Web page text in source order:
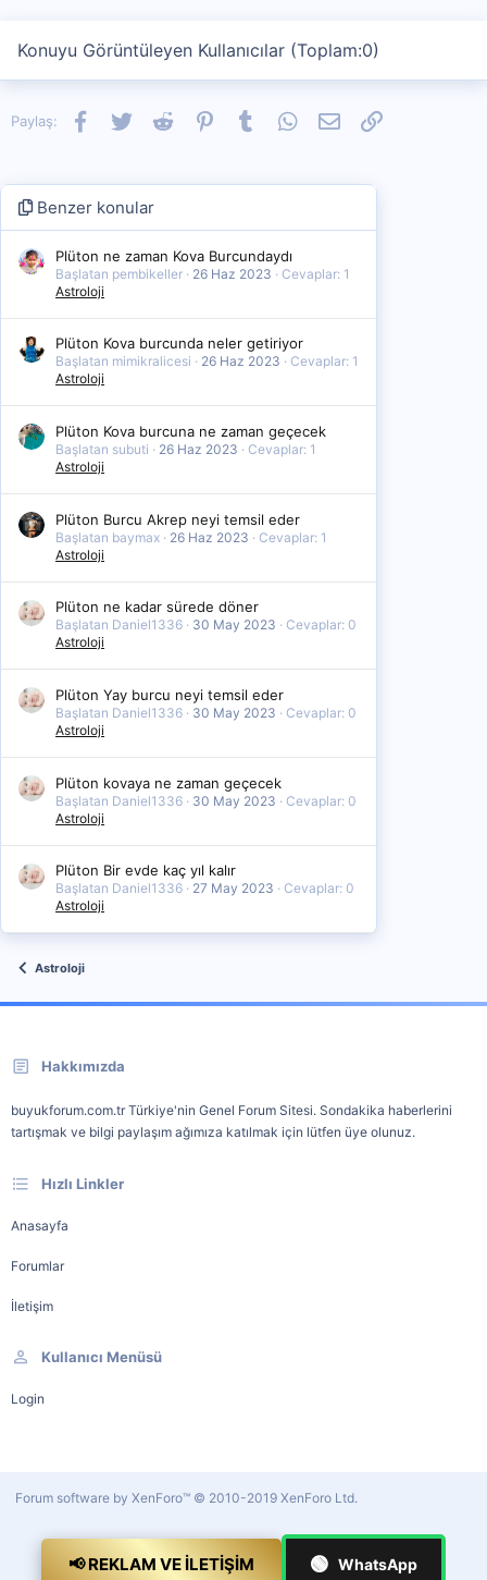
Konuyu Görüntüleyen Kullanıcılar (Toplam:0)
Paylaş: Facebook
TwitterReddit PinterestTumblrWhatsApp
E-postaLink
Benzer konular
Plüton ne zaman Kova Burcundaydı
Başlatan pembikeller 26 Haz 2023
Cevaplar: 1
Astroloji
Plüton Kova burcunda neler getiriyor
Başlatan mimikralicesi 26 Haz 2023
Cevaplar: 1
Astroloji
Plüton Kova burcuna ne zaman geçecek
Başlatan subuti 26 Haz 2023
Cevaplar: 1
Astroloji
Plüton Burcu Akrep neyi temsil eder
Başlatan baymax 26 Haz 2023
Cevaplar: 1
Astroloji
Plüton ne kadar sürede döner
Başlatan Daniel1336 30 May 2023
Cevaplar: 0
Astroloji
Plüton Yay burcu neyi temsil eder
Başlatan Daniel1336 30 May 2023
Cevaplar: 0
Astroloji
Plüton kovaya ne zaman geçecek
Başlatan Daniel1336 30 May 2023
Cevaplar: 0
Astroloji
Plüton Bir evde kaç yıl kalır
Başlatan Daniel1336 27 May 2023
Cevaplar: 0
Astroloji
Astroloji
Hakkımızda
buyukforum.com.tr Türkiye'nin Genel Forum Sitesi. Sondakika haberlerini
tartışmak ve bilgi paylaşım ağımıza katılmak için lütfen üye olunuz.
Hızlı Linkler
Anasayfa
Forumlar
İletişim
Kullanıcı Menüsü
Login
Forum software by XenForo™ © 2010-2019 XenForo Ltd.
📢 REKLAM VE İLETIŞIM 🟢 WhatsApp